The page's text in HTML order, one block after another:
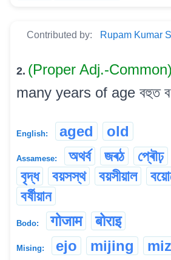
Contributed by: Rupam Kumar
2. (Proper Adj.-Common)
many years of age বহুত
English: aged old
Assamese: অথৰ্ব জৰঠ প্ৰৌঢ়
বৃদ্ধ
বয়সস্থ বয়সীয়াল
বৰ্ষীয়ান
Bodo: गोजाम बोराइ
Mising: ejo mijing